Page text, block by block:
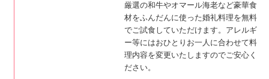
厳選の和牛やオマール海老など豪華食
材をふんだんに使った婚礼料理を無料
でご試食していただけます。アレルギ
ー等にはおひとりお一人に合わせて料
理内容を変更いたしますのでご安心く
ださい。